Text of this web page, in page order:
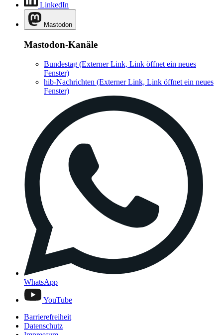
LinkedIn
Mastodon
Mastodon-Kanäle
Bundestag (Externer Link, Link öffnet ein neues
Fenster)
hib-Nachrichten (Externer Link, Link öffnet ein neues
Fenster)
WhatsApp
YouTube
Barrierefreiheit
Datenschutz